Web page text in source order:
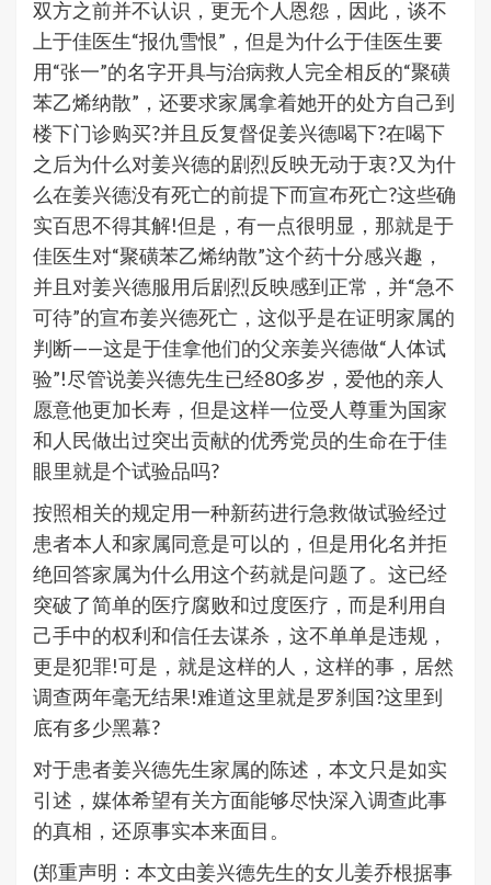
双方之前并不认识，更无个人恩怨，因此，谈不
上于佳医生“报仇雪恨”，但是为什么于佳医生要
用“张一”的名字开具与治病救人完全相反的“聚磺
苯乙烯纳散”，还要求家属拿着她开的处方自己到
楼下门诊购买?并且反复督促姜兴德喝下?在喝下
之后为什么对姜兴德的剧烈反映无动于衷?又为什
么在姜兴德没有死亡的前提下而宣布死亡?这些确
实百思不得其解!但是，有一点很明显，那就是于
佳医生对“聚磺苯乙烯纳散”这个药十分感兴趣，
并且对姜兴德服用后剧烈反映感到正常，并“急不
可待”的宣布姜兴德死亡，这似乎是在证明家属的
判断——这是于佳拿他们的父亲姜兴德做“人体试
验”!尽管说姜兴德先生已经80多岁，爱他的亲人
愿意他更加长寿，但是这样一位受人尊重为国家
和人民做出过突出贡献的优秀党员的生命在于佳
眼里就是个试验品吗?
按照相关的规定用一种新药进行急救做试验经过
患者本人和家属同意是可以的，但是用化名并拒
绝回答家属为什么用这个药就是问题了。这已经
突破了简单的医疗腐败和过度医疗，而是利用自
己手中的权利和信任去谋杀，这不单单是违规，
更是犯罪!可是，就是这样的人，这样的事，居然
调查两年毫无结果!难道这里就是罗刹国?这里到
底有多少黑幕?
对于患者姜兴德先生家属的陈述，本文只是如实
引述，媒体希望有关方面能够尽快深入调查此事
的真相，还原事实本来面目。
(郑重声明：本文由姜兴德先生的女儿姜乔根据事